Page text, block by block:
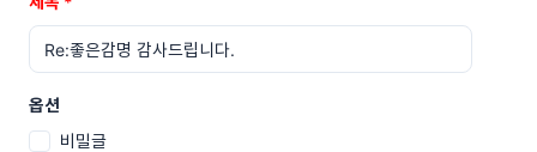
옵션
비밀글